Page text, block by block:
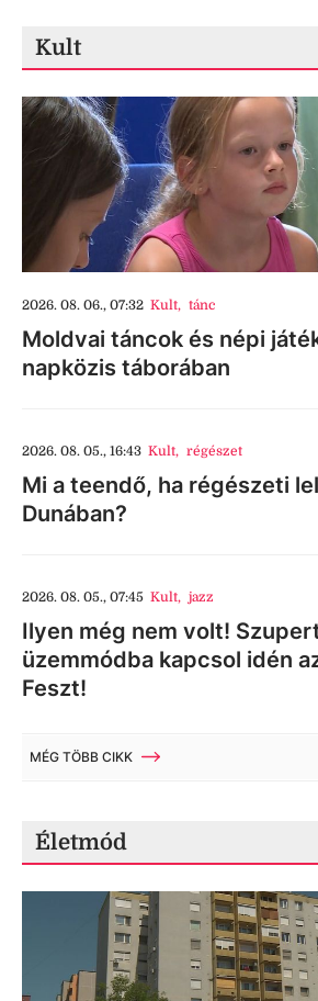
Kult
2026. 08. 06., 07:32 Kult, tánc
Moldvai táncok és népi
napközis táborában
2026. 08. 05., 16:43 Kult, régészet
Mi a teendő, ha régészeti
Dunában?
2026. 08. 05., 07:45 Kult, jazz
Ilyen még nem volt!
üzemmódba kapcsol idén
Feszt!
MÉG TÖBB CIKK
Életmód